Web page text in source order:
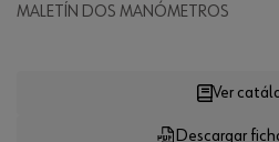
MALETÍN DOS MANÓMETROS
Descargar
Ver